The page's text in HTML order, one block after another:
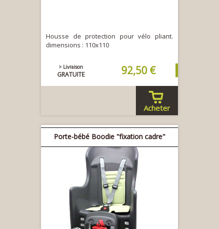
Housse de protection pour vélo pliant.
dimensions : 110x110
> Livraison
GRATUITE 92,50 €
Acheter
Porte-bébé Boodie "fixation cadre"